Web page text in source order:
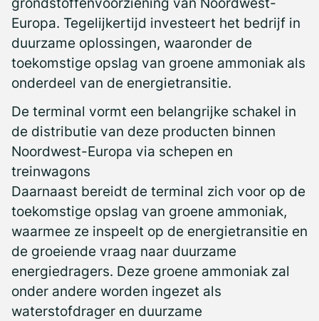
Europa. Tegelijkertijd investeert het bedrijf in
duurzame oplossingen, waaronder de
toekomstige opslag van groene ammoniak als
onderdeel van de energietransitie.
De terminal vormt een belangrijke schakel in
de distributie van deze producten binnen
Noordwest-Europa via schepen en
treinwagons
Daarnaast bereidt de terminal zich voor op de
toekomstige opslag van groene ammoniak,
waarmee ze inspeelt op de energietransitie en
de groeiende vraag naar duurzame
energiedragers. Deze groene ammoniak zal
onder andere worden ingezet als
waterstofdrager en duurzame